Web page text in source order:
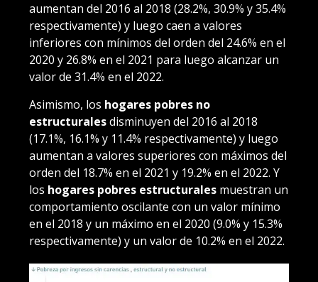
aumentan del 2016 al 2018 (28.2%, 30.9% y 35.4%
respectivamente) y luego caen a valores
inferiores con mínimos del orden del 24.6% en el
2020 y 26.8% en el 2021 para luego alcanzar un
valor de 31.4% en el 2022.
Asimismo, los hogares pobres no
estructuralesdisminuyen del 2016 al 2018
(17.1%, 16.1% y 11.4% respectivamente) y luego
aumentan a valores superiores con máximos del
orden del 18.7% en el 2021 y 19.2% en el 2022. Y
los hogares pobres estructurales muestran un
comportamiento oscilante con un valor mínimo
en el 2018 y un máximo en el 2020 (9.0% y 15.3%
respectivamente) y un valor de 10.2% en el 2022.